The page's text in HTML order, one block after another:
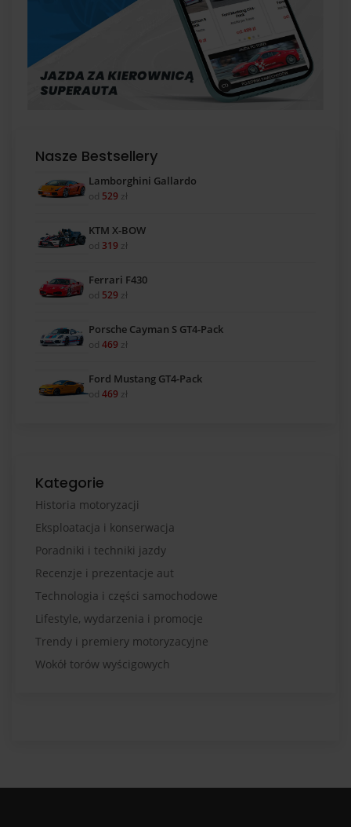
Nasze Bestsellery
Lamborghini Gallardo
od 529 zł
KTM X-BOW
od 319 zł
Ferrari F430
od 529 zł
Porsche Cayman S GT4-Pack
od 469 zł
Ford Mustang GT4-Pack
od 469 zł
Kategorie
Historia motoryzacji
Eksploatacja i konserwacja
Poradniki i techniki jazdy
Recenzje i prezentacje aut
Technologia i części samochodowe
Lifestyle, wydarzenia i promocje
Trendy i premiery motoryzacyjne
Wokół torów wyścigowych